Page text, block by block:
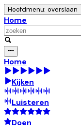
Hoofdmenu: overslaan
Home
Home
Kijken
Luisteren
Doen